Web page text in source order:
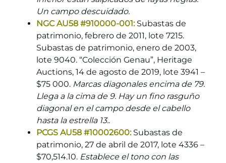
Un campo descuidado.
NGC AU58 #910000-001:Subastas de
patrimonio, febrero de 2011, lote 7215.
Subastas de patrimonio, enero de 2003,
lote 9040. “Colección Genau”, Heritage
Auctions, 14 de agosto de 2019, lote 3941 –
$75 000. Marcas diagonales encima de 79.
Llega a la cima de 9. Hay un fino rasguño
diagonal en el campo desde el cabello
hasta la estrella 13..
PCGS AU58 #10002600:Subastas de
patrimonio, 27 de abril de 2017, lote 4336 –
$70,514.10. Establece el tono con las